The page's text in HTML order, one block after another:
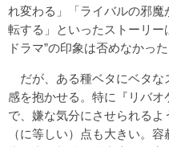
れ変わる」「ライバルの邪
転する」といったストーリー
ドラマ”の印象は否めなかった
だが、ある種ベタにベタな
感を抱かせる。特に『リバ
で、嫌な気分にさせられる
（に等しい）点も大きい。